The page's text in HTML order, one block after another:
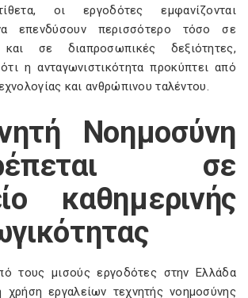
οι εργοδότες εμφανίζονται
να επενδύσουν περισσότερο τόσο σε
σε διαπροσωπικές δεξιότητες,
η ανταγωνιστικότητα προκύπτει από
και ανθρώπινου ταλέντου.
Νοημοσύνη
σε
καθημερινής
τους μισούς εργοδότες στην Ελλάδα
χρήση εργαλείων τεχνητής νοημοσύνης